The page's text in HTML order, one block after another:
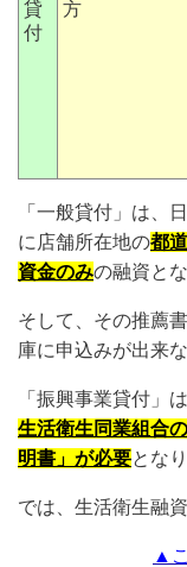
貸
付
方
「一般貸付」は、
に店舗所在地の都
資金のみの融資と
そして、その推薦
庫に申込みが出来
「振興事業貸付」
生活衛生同業組合
明書」が必要とな
では、生活衛生融
▲